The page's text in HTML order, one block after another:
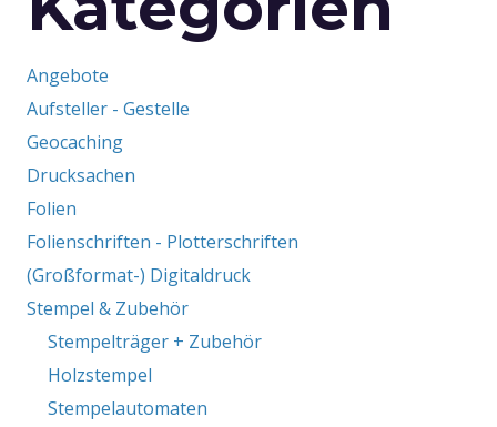
Angebote
Aufsteller - Gestelle
Geocaching
Drucksachen
Folien
Folienschriften - Plotterschriften
(Großformat-) Digitaldruck
Stempel & Zubehör
Stempelträger + Zubehör
Holzstempel
Stempelautomaten